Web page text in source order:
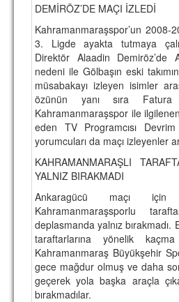
DEMİRÖZ’DE MAÇI İZLEDİ
Kahramanmaraşspor’un 2008-
3. Ligde ayakta tutmaya
Direktör Alaadin Demiröz’de
nedeni ile Gölbaşın eski
müsabakayı izleyen isimler
özünün yanı sıra Fatura
Kahramanmaraşspor ile
eden TV Programcısı
yorumcuları da maçı izleyenler
KAHRAMANMARAŞLI
YALNIZ BIRAKMADI
Ankaragücü maçı için
Kahramanmaraşsporlu
deplasmanda yalnız
taraftarlarına yönelik
Kahramanmaraş Büyükşehir
gece mağdur olmuş ve daha
geçerek yola başka araçla
bırakmadılar.